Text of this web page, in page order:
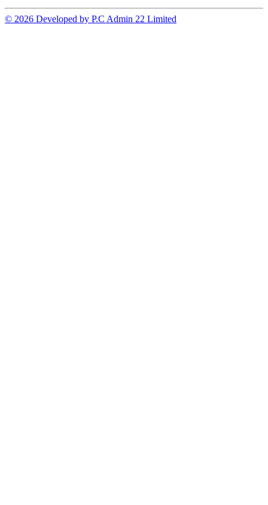
© 2026 Developed by P.C Admin 22 Limited